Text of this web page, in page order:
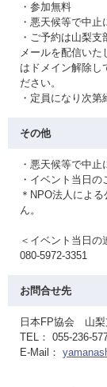
・参加無料
・悪天候等で中止
・ご予約は山梨
メールを配信い
はドメイン解除し
ださい。
・定員になり次第
その他
・悪天候等で中止
・イベント当日の
＊NPO法人によ
ん。
＜イベント当日の
080-5972-3351
お問合せ先
日本FP協会 山梨
TEL： 055-236-
E-Mail：